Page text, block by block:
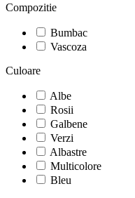
Compozitie
Bumbac
Vascoza
Culoare
Albe
Rosii
Galbene
Verzi
Albastre
Multicolore
Bleu